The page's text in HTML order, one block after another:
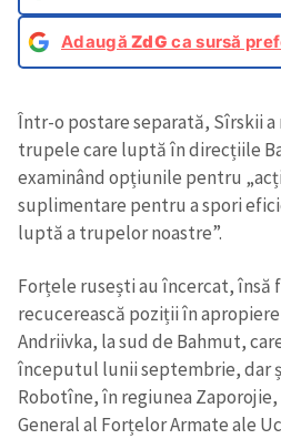
AdaugăZdG ca sursă
Într-o postare separată, Sîrskii
trupele care luptă în direcțiile
examinând opțiunile pentru
suplimentare pentru a spori
luptă a trupelor noastre”.
Forțele rusești au încercat, însă
recucerească poziții în
Andriivka, la sud de Bahmut,
începutul lunii septembrie, dar
Robotîne, în regiunea
General al Forțelor Armate ale